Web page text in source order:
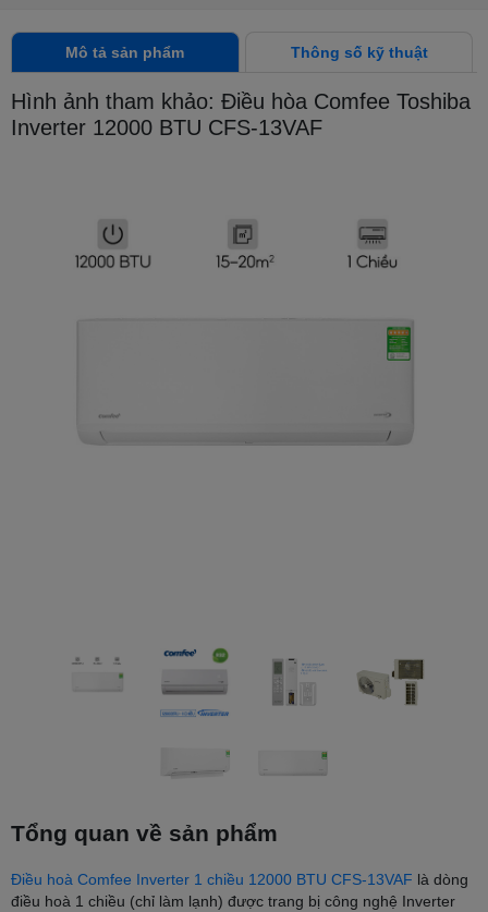
Mô tả sản phẩm Thông số kỹ thuật
Hình ảnh tham khảo: Điều hòa Comfee Toshiba
Inverter 12000 BTU CFS-13VAF
Tổng quan về sản phẩm
Điều hoà Comfee Inverter 1 chiều 12000 BTU CFS-13VAF là dòng
điều hoà 1 chiều (chỉ làm lạnh) được trang bị công nghệ Inverter